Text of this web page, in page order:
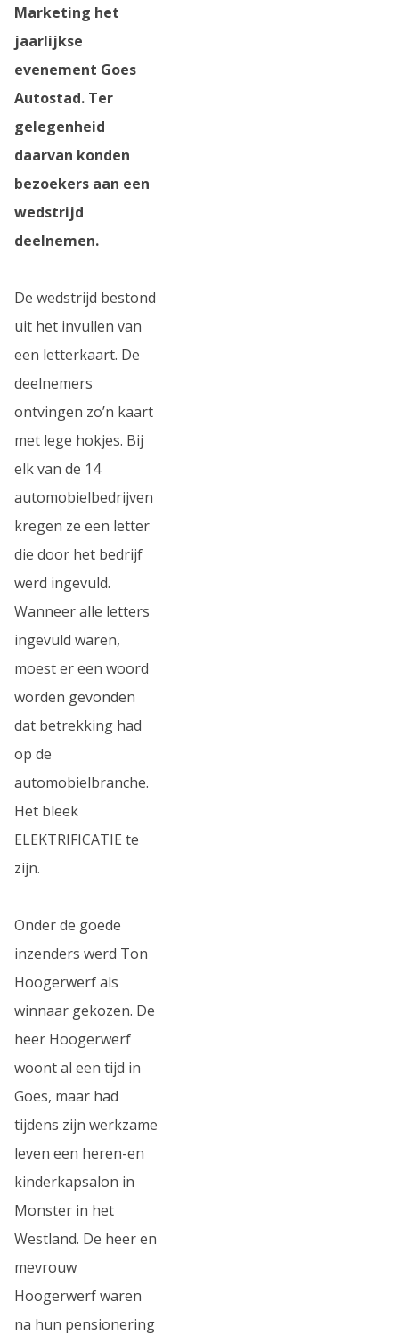
Marketing het
jaarlijkse
evenement Goes
Autostad. Ter
gelegenheid
daarvan konden
bezoekers aan een
wedstrijd
deelnemen.
De wedstrijd bestond
uit het invullen van
een letterkaart. De
deelnemers
ontvingen zo’n kaart
met lege hokjes. Bij
elk van de 14
automobielbedrijven
kregen ze een letter
die door het bedrijf
werd ingevuld.
Wanneer alle letters
ingevuld waren,
moest er een woord
worden gevonden
dat betrekking had
op de
automobielbranche.
Het bleek
ELEKTRIFICATIE te
zijn.
Onder de goede
inzenders werd Ton
Hoogerwerf als
winnaar gekozen. De
heer Hoogerwerf
woont al een tijd in
Goes, maar had
tijdens zijn werkzame
leven een heren-en
kinderkapsalon in
Monster in het
Westland. De heer en
mevrouw
Hoogerwerf waren
na hun pensionering